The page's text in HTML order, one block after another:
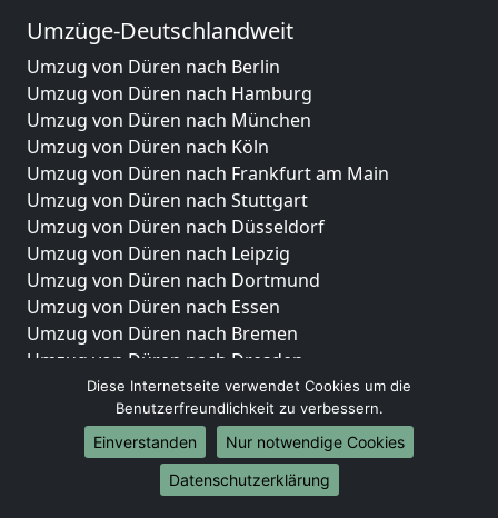
Umzüge-Deutschlandweit
Umzug von Düren nach Berlin
Umzug von Düren nach Hamburg
Umzug von Düren nach München
Umzug von Düren nach Köln
Umzug von Düren nach Frankfurt am Main
Umzug von Düren nach Stuttgart
Umzug von Düren nach Düsseldorf
Umzug von Düren nach Leipzig
Umzug von Düren nach Dortmund
Umzug von Düren nach Essen
Umzug von Düren nach Bremen
Umzug von Düren nach Dresden
Umzug von Düren nach Hannover
Umzug von Düren nach Nürnberg
Umzug von Düren nach Duisburg
Umzug von Düren nach Bochum
Umzug von Düren nach Wuppertal
Diese Internetseite verwendet Cookies um die
Benutzerfreundlichkeit zu verbessern.
Einverstanden
Nur notwendige Cookies
Datenschutzerklärung